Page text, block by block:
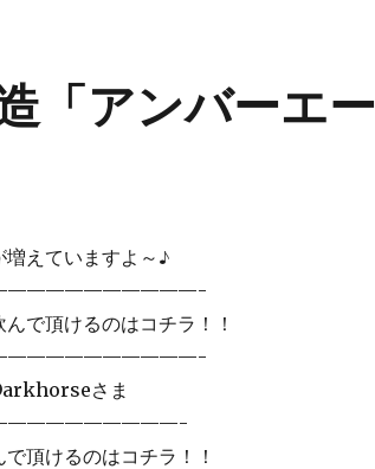
「アンバーエー
えていますよ～♪
で頂けるのはコチラ！！
さま
頂けるのはコチラ！！